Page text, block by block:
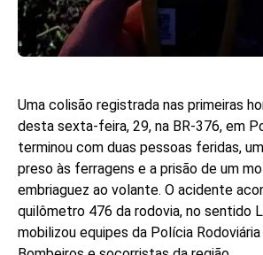
Uma colisão registrada nas primeiras
desta sexta-feira, 29, na BR-376, em
terminou com duas pessoas feridas,
preso às ferragens e a prisão de um
embriaguez ao volante. O acidente
quilômetro 476 da rodovia, no sentido
mobilizou equipes da Polícia